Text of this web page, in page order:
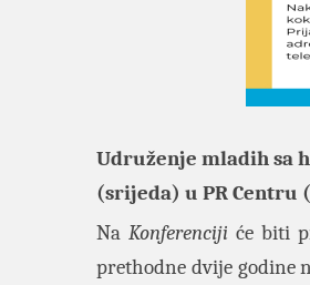
Udruženje mladih sa
(srijeda) u PR Centru
Na Konferenciji će biti
prethodne dvije godine